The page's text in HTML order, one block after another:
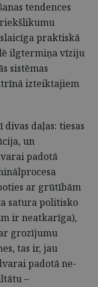
tendences
praktiskā
ilgtermiņa vīziju
sistēmas
izteiktajiem
daļas: tiesas
un
padotā
ar grūtībām
satura politisko
ir neatkarīga),
grozījumu
tas ir, jau
padotā ne-
–